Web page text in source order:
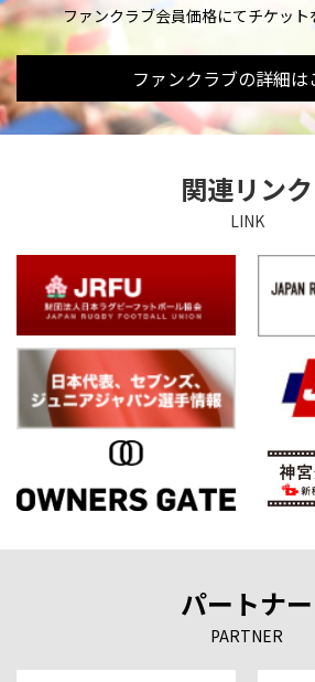
ファンクラブ会員価格にてチケット
ファンクラブの詳細は
関連リンク
LINK
パートナー
PARTNER